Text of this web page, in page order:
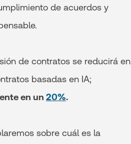
de acuerdos y
de contratos se reducirá en
basadas en IA;
en un 20%.
sobre cuál es la